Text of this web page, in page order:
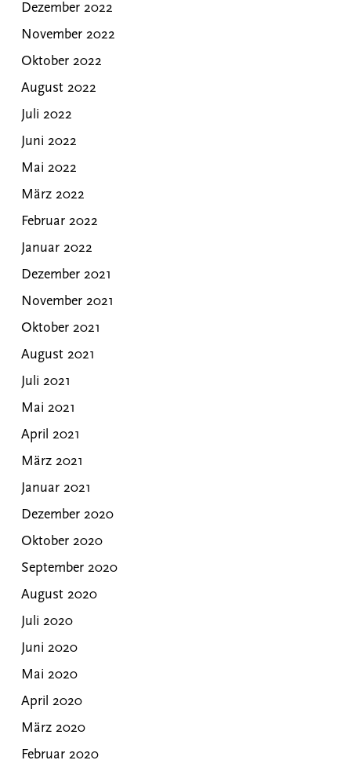
Dezember 2022
November 2022
Oktober 2022
August 2022
Juli 2022
Juni 2022
Mai 2022
März 2022
Februar 2022
Januar 2022
Dezember 2021
November 2021
Oktober 2021
August 2021
Juli 2021
Mai 2021
April 2021
März 2021
Januar 2021
Dezember 2020
Oktober 2020
September 2020
August 2020
Juli 2020
Juni 2020
Mai 2020
April 2020
März 2020
Februar 2020